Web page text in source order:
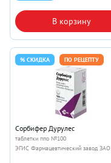
В корзину
% СКИДКА ПО РЕЦЕПТУ
Сорбифер Дурулес
таблетки ппо №100
ЭГИС Фармацевтический завод ЗАО